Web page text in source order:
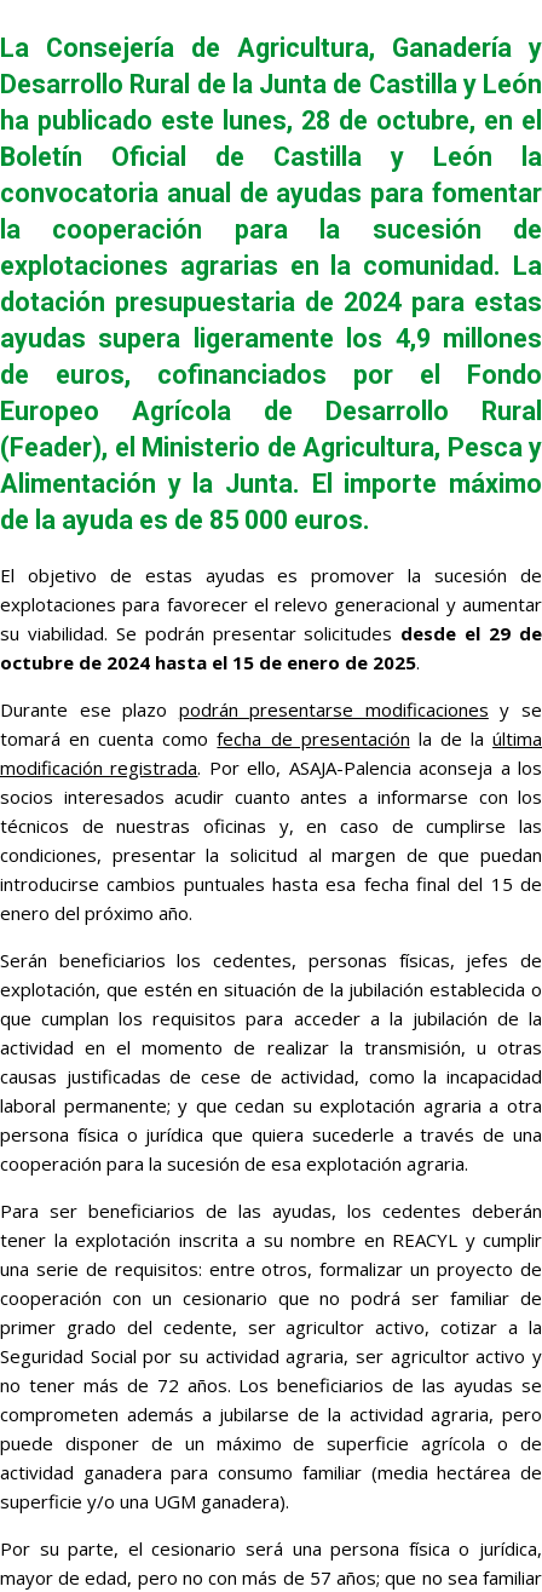
La Consejería de Agricultura, Ganadería y
Desarrollo Rural de la Junta de Castilla y León
ha publicado este lunes, 28 de octubre, en el
Boletín Oficial de Castilla y León la
convocatoria anual de ayudas para fomentar
la cooperación para la sucesión de
explotaciones agrarias en la comunidad. La
dotación presupuestaria de 2024 para estas
ayudas supera ligeramente los 4,9 millones
de euros, cofinanciados por el Fondo
Europeo Agrícola de Desarrollo Rural
(Feader), el Ministerio de Agricultura, Pesca y
Alimentación y la Junta. El importe máximo
de la ayuda es de 85 000 euros.
El objetivo de estas ayudas es promover la sucesión de
explotaciones para favorecer el relevo generacional y aumentar
su viabilidad. Se podrán presentar solicitudes desde el 29 de
octubre de 2024 hasta el 15 de enero de 2025.
Durante ese plazo podrán presentarse modificaciones y se
tomará en cuenta comofecha de presentación la de laúltima
modificación registrada. Por ello, ASAJA-Palencia aconseja a los
socios interesados acudir cuanto antes a informarse con los
técnicos de nuestras oficinas y, en caso de cumplirse las
condiciones, presentar la solicitud al margen de que puedan
introducirse cambios puntuales hasta esa fecha final del 15 de
enero del próximo año.
Serán beneficiarios los cedentes, personas físicas, jefes de
explotación, que estén en situación de la jubilación establecida o
que cumplan los requisitos para acceder a la jubilación de la
actividad en el momento de realizar la transmisión, u otras
causas justificadas de cese de actividad, como la incapacidad
laboral permanente; y que cedan su explotación agraria a otra
persona física o jurídica que quiera sucederle a través de una
cooperación para la sucesión de esa explotación agraria.
Para ser beneficiarios de las ayudas, los cedentes deberán
tener la explotación inscrita a su nombre en REACYL y cumplir
una serie de requisitos: entre otros, formalizar un proyecto de
cooperación con un cesionario que no podrá ser familiar de
primer grado del cedente, ser agricultor activo, cotizar a la
Seguridad Social por su actividad agraria, ser agricultor activo y
no tener más de 72 años. Los beneficiarios de las ayudas se
comprometen además a jubilarse de la actividad agraria, pero
puede disponer de un máximo de superficie agrícola o de
actividad ganadera para consumo familiar (media hectárea de
superficie y/o una UGM ganadera).
Por su parte, el cesionario será una persona física o jurídica,
mayor de edad, pero no con más de 57 años; que no sea familiar